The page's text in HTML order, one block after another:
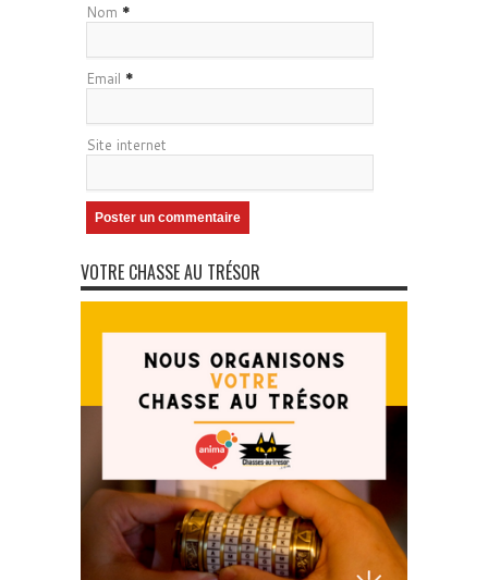
Nom *
Email *
Site internet
VOTRE CHASSE AU TRÉSOR